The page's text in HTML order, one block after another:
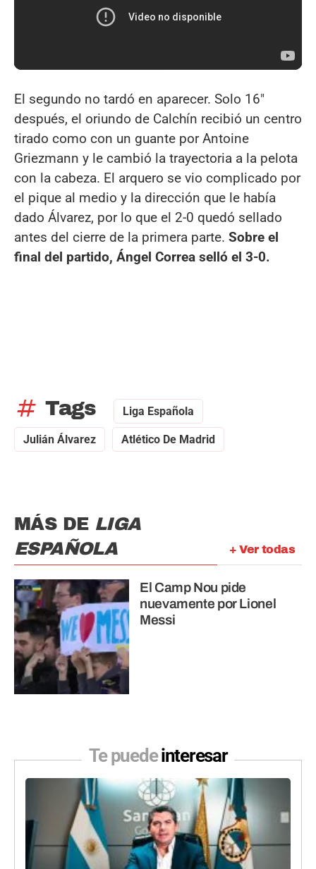
El segundo no tardó en aparecer. Solo 16"
después, el oriundo de Calchín recibió un centro
tirado como con un guante por Antoine
Griezmann y le cambió la trayectoria a la pelota
con la cabeza. El arquero se vio complicado por
el pique al medio y la dirección que le había
dado Álvarez, por lo que el 2-0 quedó sellado
antes del cierre de la primera parte. Sobre el
final del partido, Ángel Correa selló el 3-0.
tag Tags Liga Española
Julián Álvarez Atlético De Madrid
+ Ver todas
MÁS DE LIGA
ESPAÑOLA
El Camp Nou pide
nuevamente por Lionel
Messi
Te puedeinteresar